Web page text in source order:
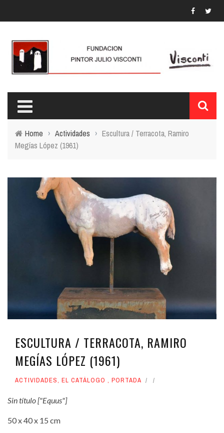
Home › Actividades › Escultura / Terracota, Ramiro
Megías López (1961)
ESCULTURA / TERRACOTA, RAMIRO
MEGÍAS LÓPEZ (1961)
ACTIVIDADES, EL CATÁLOGO , PORTADA
Sin título ["Equus"]
50 x 40 x 15 cm